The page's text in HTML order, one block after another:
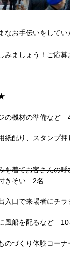
なお手伝いをしてい
みましょう！ご応募
の機材の準備など
紙配り、スタンプ
を着てお客さんの呼
付きそい 2名
入口で来場者にチ
風船を配るなど 10
のづくり体験コー